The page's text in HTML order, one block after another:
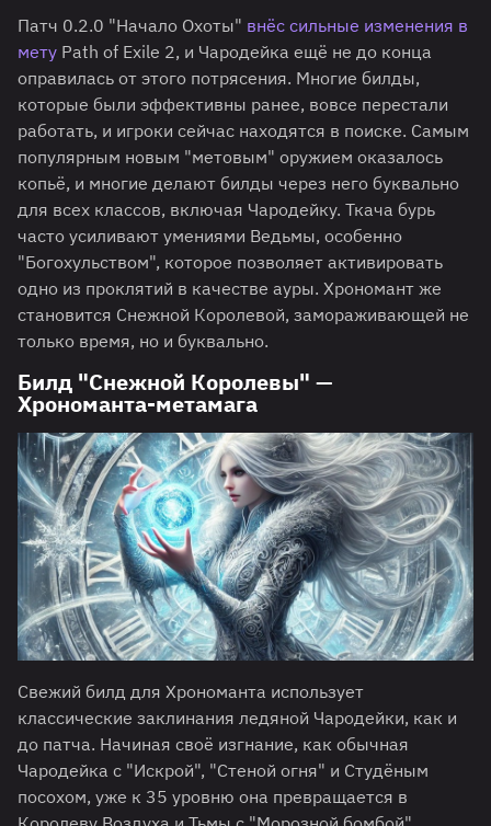
Патч 0.2.0 "Начало Охоты" внёс сильные изменения в
мету Path of Exile 2, и Чародейка ещё не до конца
оправилась от этого потрясения. Многие билды,
которые были эффективны ранее, вовсе перестали
работать, и игроки сейчас находятся в поиске. Самым
популярным новым "метовым" оружием оказалось
копьё, и многие делают билды через него буквально
для всех классов, включая Чародейку. Ткача бурь
часто усиливают умениями Ведьмы, особенно
"Богохульством", которое позволяет активировать
одно из проклятий в качестве ауры. Хрономант же
становится Снежной Королевой, замораживающей не
только время, но и буквально.
Билд "Снежной Королевы" —
Хрономанта-метамага
Свежий билд для Хрономанта использует
классические заклинания ледяной Чародейки, как и
до патча. Начиная своё изгнание, как обычная
Чародейка с "Искрой", "Стеной огня" и Студёным
посохом, уже к 35 уровню она превращается в